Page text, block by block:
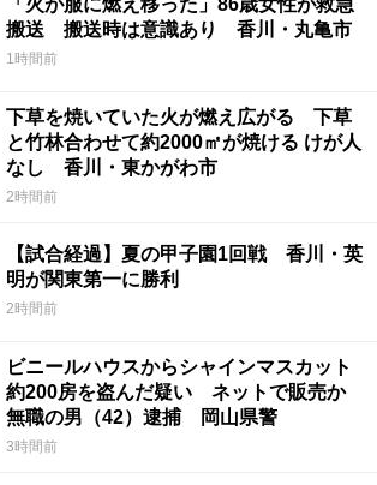
「火が服に燃え移った」86歳女性が救急
搬送 搬送時は意識あり 香川・丸亀市
1時間前
下草を焼いていた火が燃え広がる 下草
と竹林合わせて約2000㎡が焼ける けが人
なし 香川・東かがわ市
2時間前
【試合経過】夏の甲子園1回戦 香川・英
明が関東第一に勝利
2時間前
ビニールハウスからシャインマスカット
約200房を盗んだ疑い ネットで販売か
無職の男（42）逮捕 岡山県警
3時間前